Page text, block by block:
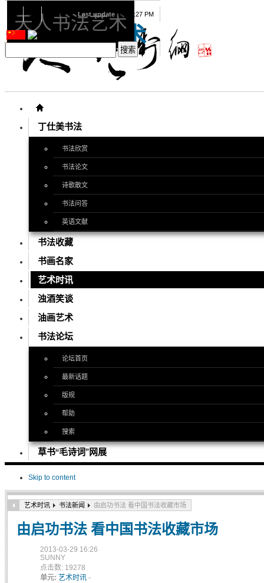
天人书法艺术
丁仕美书法
书法欣赏
书法论文
诗歌散文
书法问答
英语文献
书法收藏
书画名家
艺术时讯
浊酒笑谈
油画艺术
书法论坛
论坛首页
最新话题
版规
帮助
搜索
草书“毛诗词”网展
Skip to content
08 07 2026 Last update 08:15:27 PM
艺术时讯 书法新闻 由启功书法 看中国书法收藏市场
由启功书法 看中国书法收藏市场
2013-03-29 16:26
SUNNY
点击数: 19278
单元: 艺术时讯 -
天人书法艺术